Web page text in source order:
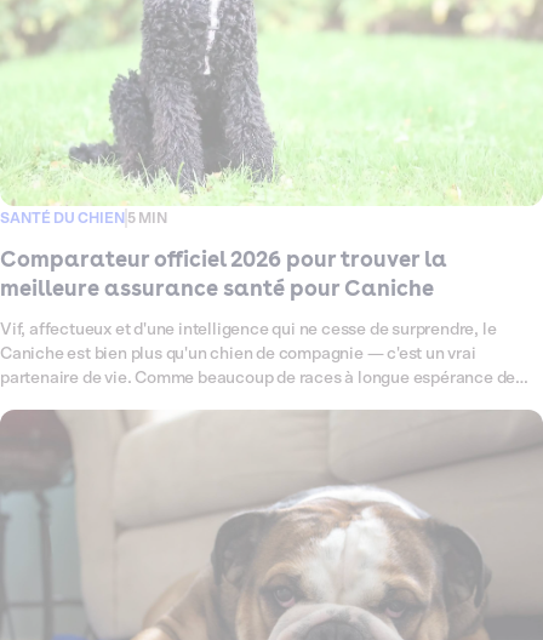
SANTÉ DU CHIEN 5 MIN
Comparateur officiel 2026 pour trouver la
meilleure assurance santé pour Caniche
Vif, affectueux et d'une intelligence qui ne cesse de surprendre, le
Caniche est bien plus qu'un chien de compagnie — c'est un vrai
partenaire de vie. Comme beaucoup de races à longue espérance de
articulaires, affections oculaires ou encore otites à répétition, autant de
comparateur fait le point en 2026 sur les meilleures assurances santé
pour Caniche, pour vous aider à choisir, sereinement et en toute clarté,
la formule qui lui correspond vraiment.